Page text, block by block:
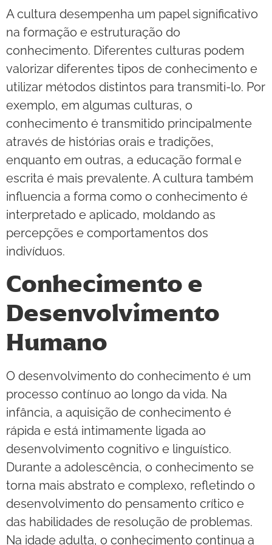
A cultura desempenha um papel significativo
na formação e estruturação do
conhecimento. Diferentes culturas podem
valorizar diferentes tipos de conhecimento e
utilizar métodos distintos para transmiti-lo. Por
exemplo, em algumas culturas, o
conhecimento é transmitido principalmente
através de histórias orais e tradições,
enquanto em outras, a educação formal e
escrita é mais prevalente. A cultura também
influencia a forma como o conhecimento é
interpretado e aplicado, moldando as
percepções e comportamentos dos
indivíduos.
Conhecimento e
Desenvolvimento
Humano
O desenvolvimento do conhecimento é um
processo contínuo ao longo da vida. Na
infância, a aquisição de conhecimento é
rápida e está intimamente ligada ao
desenvolvimento cognitivo e linguístico.
Durante a adolescência, o conhecimento se
torna mais abstrato e complexo, refletindo o
desenvolvimento do pensamento crítico e
das habilidades de resolução de problemas.
Na idade adulta, o conhecimento continua a